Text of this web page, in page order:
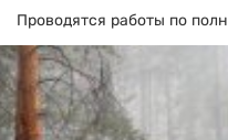
Проводятся работы по